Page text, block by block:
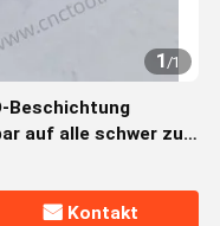
1/1
Beschichtung
auf alle schwer zu
von
Kontakt